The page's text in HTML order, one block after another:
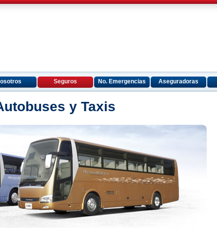
Seguros No. Emergencias Aseguradoras
y Taxis